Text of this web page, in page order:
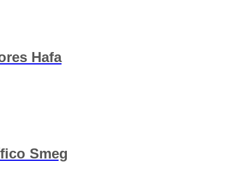
Hafa
Smeg